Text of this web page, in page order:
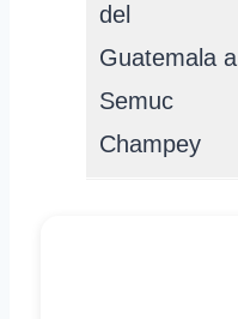
del
Guatemala a
Semuc
Champey